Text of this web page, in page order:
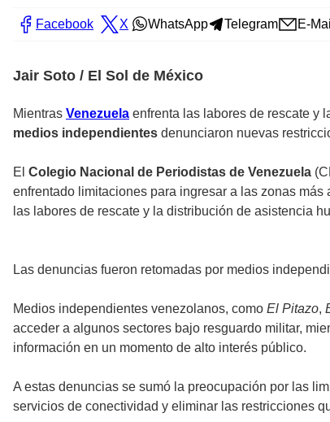
Facebook X WhatsApp Telegram E-Mail
Jair Soto / El Sol de México
Mientras Venezuela enfrenta las labores de rescate y
medios independientes denunciaron nuevas
El Colegio Nacional de Periodistas de Venezuela
enfrentado limitaciones para ingresar a las zonas
las labores de rescate y la distribución de asistencia
Las denuncias fueron retomadas por medios
Medios independientes venezolanos, como El Pitazo,
acceder a algunos sectores bajo resguardo militar,
información en un momento de alto interés público.
A estas denuncias se sumó la preocupación por las
servicios de conectividad y eliminar las restricciones